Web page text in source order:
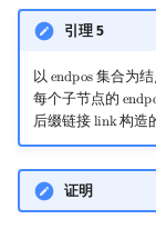
引理 5
以 endpos
endpos集合为结
每个子节点的 endp
后缀链接 link
link构造
证明